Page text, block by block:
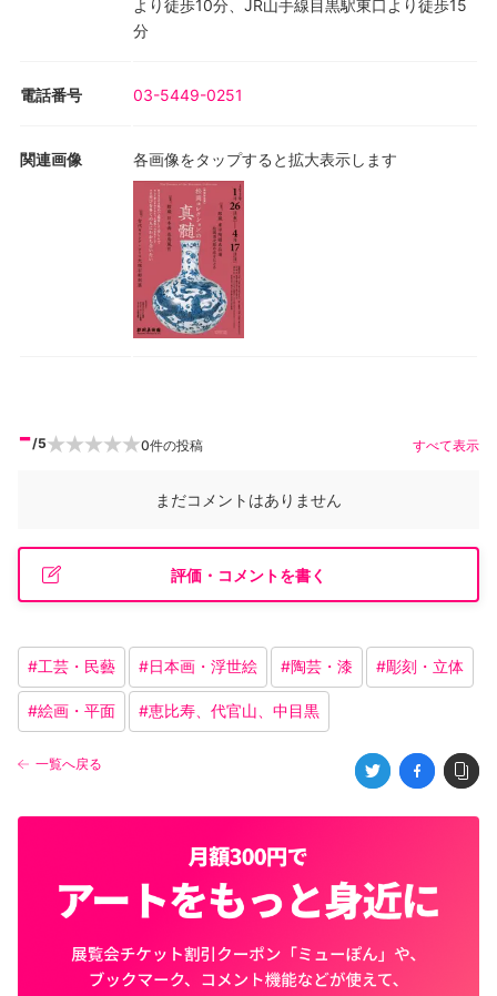
より徒歩10分、JR山手線目黒駅東口より徒歩15
分
電話番号 03-5449-0251
関連画像 各画像をタップすると拡大表示します
-/5 0件の投稿 すべて表示
まだコメントはありません
評価・コメントを書く
#工芸・民藝 #日本画・浮世絵 #陶芸・漆 #彫刻・立体
#絵画・平面 #恵比寿、代官山、中目黒
一覧へ戻る